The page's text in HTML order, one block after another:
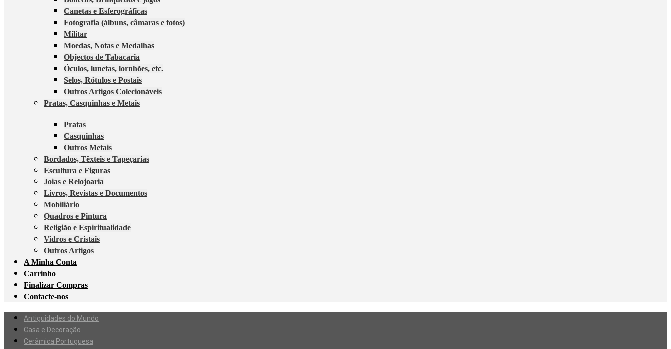
Canetas e Esferográficas
Fotografia (álbuns, câmaras e fotos)
Militar
Moedas, Notas e Medalhas
Objectos de Tabacaria
Óculos, lunetas, lornhões, etc.
Selos, Rótulos e Postais
Outros Artigos Colecionáveis
Pratas, Casquinhas e Metais
Pratas
Casquinhas
Outros Metais
Bordados, Têxteis e Tapeçarias
Escultura e Figuras
Joias e Relojoaria
Livros, Revistas e Documentos
Mobiliário
Quadros e Pintura
Religião e Espiritualidade
Vidros e Cristais
Outros Artigos
A Minha Conta
Carrinho
Finalizar Compras
Contacte-nos
Antiguidades do Mundo
Casa e Decoração
Cerâmica Portuguesa